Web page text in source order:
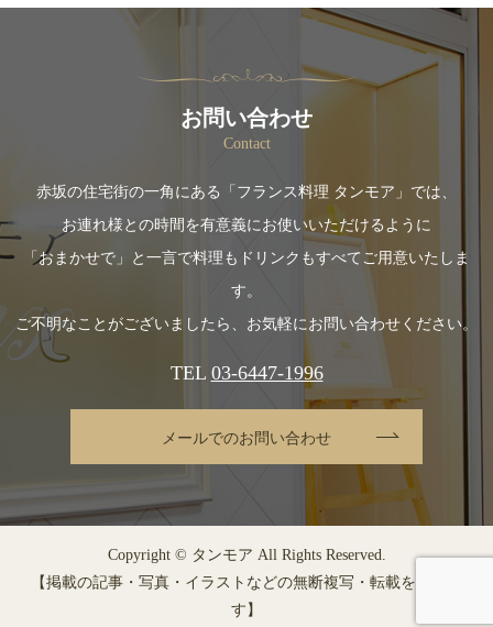
お問い合わせ
Contact
赤坂の住宅街の一角にある「フランス料理 タンモア」では、
お連れ様との時間を有意義にお使いいただけるように
「おまかせで」と一言で料理もドリンクもすべてご用意いたしま
す。
ご不明なことがございましたら、お気軽にお問い合わせください。
TEL 03-6447-1996
メールでのお問い合わせ
Copyright © タンモア All Rights Reserved.
【掲載の記事・写真・イラストなどの無断複写・転載を禁じま
す】